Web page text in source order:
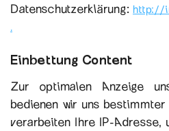
Datenschutzerklärung: http://
.
Einbettung Content
Zur optimalen Anzeige
bedienen wir uns
verarbeiten Ihre IP-Adresse,